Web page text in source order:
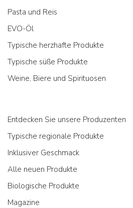
Pasta und Reis
EVO-Öl
Typische herzhafte Produkte
Typische süße Produkte
Weine, Biere und Spirituosen
Entdecken Sie unsere Produzenten
Typische regionale Produkte
Inklusiver Geschmack
Alle neuen Produkte
Biologische Produkte
Magazine